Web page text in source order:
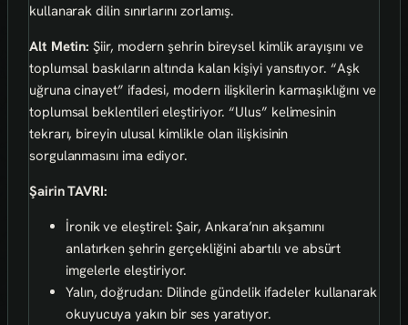
kullanarak dilin sınırlarını zorlamış.
Alt Metin: Şiir, modern şehrin bireysel kimlik arayışını ve
toplumsal baskıların altında kalan kişiyi yansıtıyor. “Aşk
uğruna cinayet” ifadesi, modern ilişkilerin karmaşıklığını ve
toplumsal beklentileri eleştiriyor. “Ulus” kelimesinin
tekrarı, bireyin ulusal kimlikle olan ilişkisinin
sorgulanmasını ima ediyor.
Şairin TAVRI:
İronik ve eleştirel: Şair, Ankara’nın akşamını
anlatırken şehrin gerçekliğini abartılı ve absürt
imgelerle eleştiriyor.
Yalın, doğrudan: Dilinde gündelik ifadeler kullanarak
okuyucuya yakın bir ses yaratıyor.